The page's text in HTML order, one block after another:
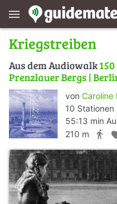
menu
Kriegstreiben
Aus dem Audiowalk
Prenzlauer Bergs |
von Caroline
10 Stationen
55:13 min
210 m
directions_walk